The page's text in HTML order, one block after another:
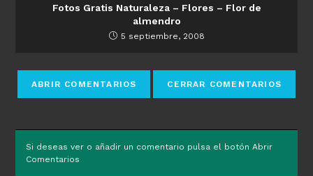
Fotos Gratis Naturaleza – Flores – Flor de
almendro
5 septiembre, 2008
Si deseas ver o añadir un comentario pulsa el botón Abrir
Comentarios